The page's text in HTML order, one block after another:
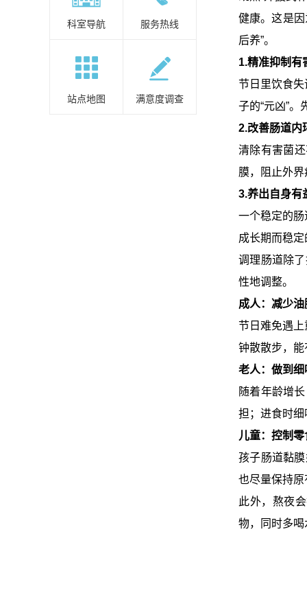
科室导航 服务热线
站点地图 满意度调查
健康。这是
后养”。
1.精准抑制有
节日里饮食
子的“元凶”
2.改善肠道内
清除有害菌
膜，阻止外
3.养出自身有
一个稳定的
成长期而稳
调理肠道除
性地调整。
成人：减少油
节日难免遇
钟散散步，
老人：做到细
随着年龄增
担；进食时
儿童：控制
孩子肠道黏
也尽量保持
此外，熬夜
物，同时多